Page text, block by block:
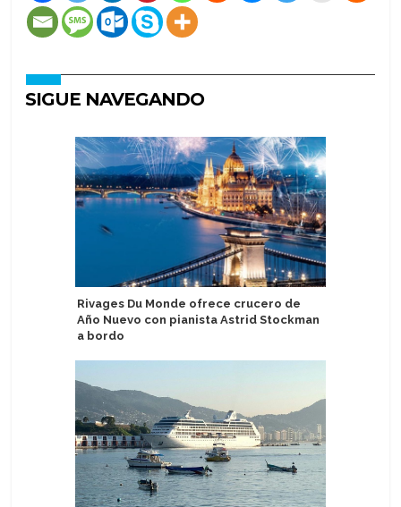
SIGUE NAVEGANDO
Rivages Du Monde ofrece crucero de
Año Nuevo con pianista Astrid Stockman
a bordo